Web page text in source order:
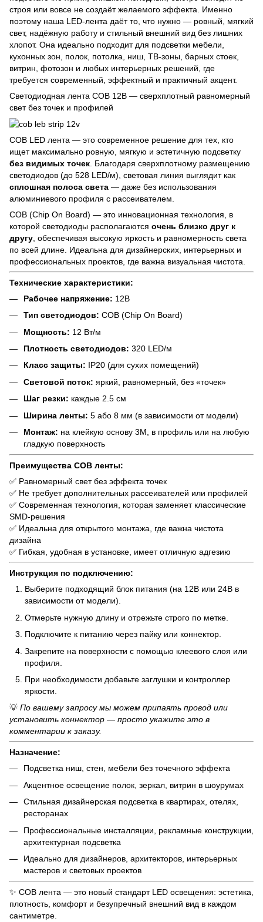
строя или вовсе не создаёт желаемого эффекта. Именно
поэтому наша LED-лента даёт то, что нужно — ровный, мягкий
свет, надёжную работу и стильный внешний вид без лишних
хлопот. Она идеально подходит для подсветки мебели,
кухонных зон, полок, потолка, ниш, ТВ-зоны, барных стоек,
витрин, фотозон и любых интерьерных решений, где
требуется современный, эффектный и практичный акцент.
Светодиодная лента COB 12В — сверхплотный равномерный
свет без точек и профилей
COB LED лента — это современное решение для тех, кто
ищет максимально ровную, мягкую и эстетичную подсветку
без видимых точек . Благодаря сверхплотному размещению
светодиодов (до 528 LED/м), световая линия выглядит как
сплошная полоса света — даже без использования
алюминиевого профиля с рассеивателем.
COB (Chip On Board) — это инновационная технология, в
которой светодиоды располагаются очень близко друг к
другу , обеспечивая высокую яркость и равномерность света
по всей длине. Идеальна для дизайнерских, интерьерных и
профессиональных проектов, где важна визуальная чистота.
Технические характеристики:
Рабочее напряжение: 12В
Тип светодиодов: COB (Chip On Board)
Мощность: 12 Вт/м
Плотность светодиодов: 320 LED/м
Класс защиты: IP20 (для сухих помещений)
Световой поток: яркий, равномерный, без «точек»
Шаг резки: каждые 2.5 см
Ширина ленты: 5 або 8 мм (в зависимости от модели)
Монтаж: на клейкую основу 3M, в профиль или на любую
гладкую поверхность
Преимущества COB ленты:
✅ Равномерный свет без эффекта точек
✅ Не требует дополнительных рассеивателей или профилей
✅ Современная технология, которая заменяет классические
SMD-решения
✅ Идеальна для открытого монтажа, где важна чистота
дизайна
✅ Гибкая, удобная в установке, имеет отличную адгезию
Инструкция по подключению:
Выберите подходящий блок питания (на 12В или 24В в
зависимости от модели).
Отмерьте нужную длину и отрежьте строго по метке.
Подключите к питанию через пайку или коннектор.
Закрепите на поверхности с помощью клеевого слоя или
профиля.
При необходимости добавьте заглушки и контроллер
яркости.
💡 По вашему запросу мы можем припаять провод или
установить коннектор — просто укажите это в
комментарии к заказу.
Назначение:
Подсветка ниш, стен, мебели без точечного эффекта
Акцентное освещение полок, зеркал, витрин в шоурумах
Стильная дизайнерская подсветка в квартирах, отелях,
ресторанах
Профессиональные инсталляции, рекламные конструкции,
архитектурная подсветка
Идеально для дизайнеров, архитекторов, интерьерных
мастеров и световых проектов
✨ COB лента — это новый стандарт LED освещения: эстетика,
плотность, комфорт и безупречный внешний вид в каждом
сантиметре.